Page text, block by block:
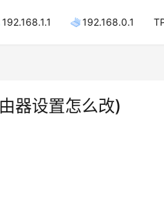
192.168.1.1 192.168.0.1
器设置怎么改)